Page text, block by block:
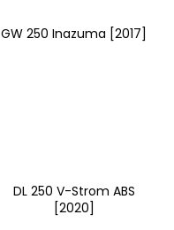
GW 250 Inazuma [2017]
DL 250 V-Strom ABS
[2020]